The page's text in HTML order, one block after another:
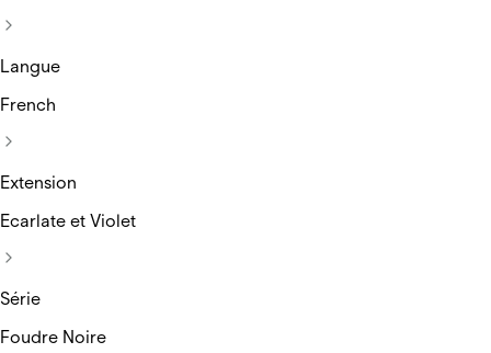
Langue
French
Extension
Ecarlate et Violet
Série
Foudre Noire